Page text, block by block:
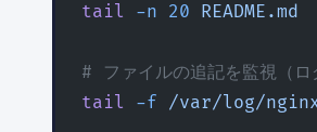
tail -n 20 README.md
# ファイルの追記を監視（ロ
tail -f /var/log/